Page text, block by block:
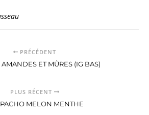
PRÉCÉDENT
ET MÛRES (IG BAS)
PLUS RÉCENT
MELON MENTHE